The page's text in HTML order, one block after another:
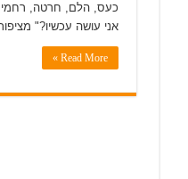
כעס, הלם, חרטה,
אני עושה עכשיו?"
Read More »